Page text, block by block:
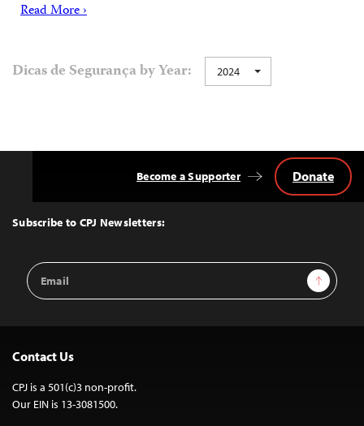
Read More ›
Dicas de Segurança by Year: 2024
Top
Subscribe to CPJ Newsletters:
Email
Address
Sign Up
Become a Supporter Donate
Contact Us
CPJ is a 501(c)3 non-profit.
Our EIN is 13-3081500.